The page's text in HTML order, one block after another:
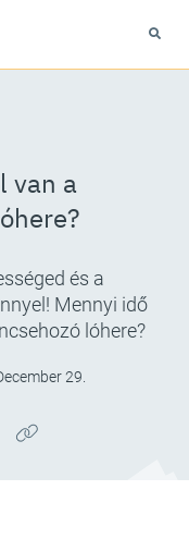
van a
és a
Mennyi idő
lóhere?
29.